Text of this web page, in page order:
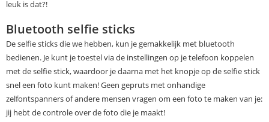
leuk is dat?!
Bluetooth selfie sticks
De selfie sticks die we hebben, kun je gemakkelijk met bluetooth
bedienen. Je kunt je toestel via de instellingen op je telefoon koppelen
met de selfie stick, waardoor je daarna met het knopje op de selfie stick
snel een foto kunt maken! Geen gepruts met onhandige
zelfontspanners of andere mensen vragen om een foto te maken van je:
jij hebt de controle over de foto die je maakt!